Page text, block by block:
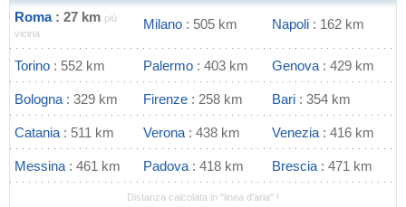
Roma: 27 km più
vicina
Milano : 505 km Napoli : 162 km
Torino : 552 km Palermo : 403 km Genova : 429 km
Bologna : 329 km Firenze : 258 km Bari : 354 km
Catania : 511 km Verona : 438 km Venezia : 416 km
Messina : 461 km Padova : 418 km Brescia : 471 km
Distanza calcolata in "linea d'aria" !